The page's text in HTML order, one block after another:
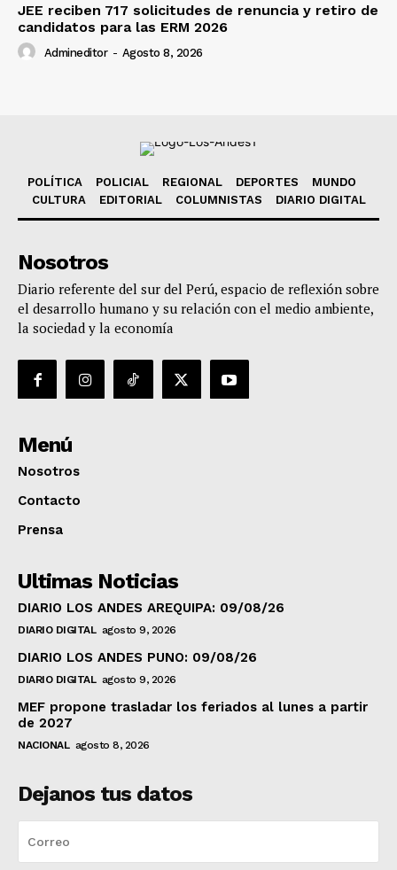
JEE reciben 717 solicitudes de renuncia y retiro de
candidatos para las ERM 2026
Admineditor - Agosto 8, 2026
POLÍTICA POLICIAL REGIONAL DEPORTES
MUNDO
CULTURA
EDITORIAL COLUMNISTAS DIARIO DIGITAL
Nosotros
Diario referente del sur del Perú, espacio de reflexión sobre
el desarrollo humano y su relación con el medio ambiente,
la sociedad y la economía
Menú
Nosotros
Contacto
Prensa
Ultimas Noticias
DIARIO LOS ANDES AREQUIPA: 09/08/26
DIARIO DIGITAL agosto 9, 2026
DIARIO LOS ANDES PUNO: 09/08/26
DIARIO DIGITAL agosto 9, 2026
MEF propone trasladar los feriados al lunes a partir
de 2027
NACIONAL agosto 8, 2026
Dejanos tus datos